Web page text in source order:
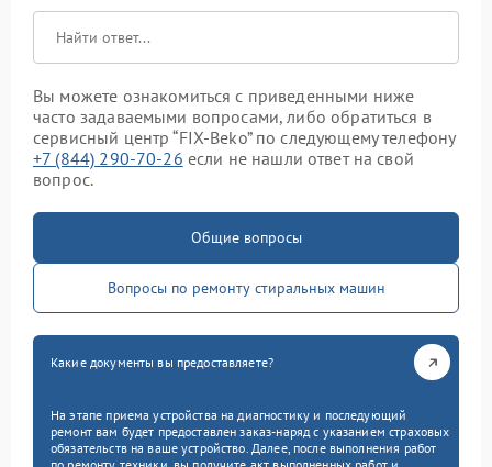
Вы можете ознакомиться с приведенными ниже
часто задаваемыми вопросами, либо обратиться в
сервисный центр “FIX-Beko” по следующему телефону
+7 (844) 290-70-26 если не нашли ответ на свой
вопрос.
Общие вопросы
Вопросы по ремонту стиральных машин
Какие документы вы предоставляете?
На этапе приема устройства на диагностику и последующий
ремонт вам будет предоставлен заказ-наряд с указанием страховых
обязательств на ваше устройство. Далее, после выполнения работ